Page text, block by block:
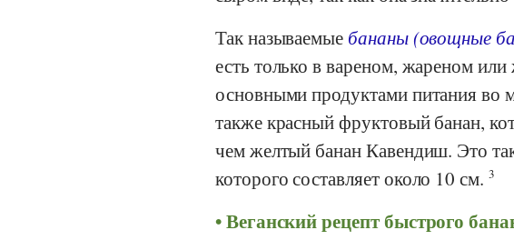
Так называемые бананы (овощные
есть только в вареном, жареном
основными продуктами питания во
также красный фруктовый банан,
чем желтый банан Кавендиш. Это
которого составляет около 10 см. 3
Веганский рецепт быстрого